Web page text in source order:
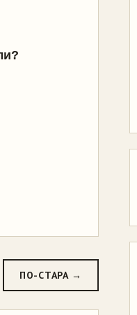
ПО-СТАРА →